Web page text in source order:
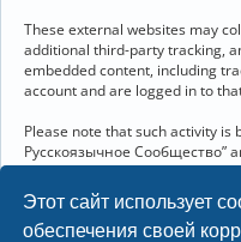
Этот сайт использует
обеспечения своей
These external websites may
additional third-party tracking,
embedded content, including
account and are logged in to
Please note that such activity is
Русскоязычное Сообщество”
and terms of service of the
you to review the privacy and
you interact with through